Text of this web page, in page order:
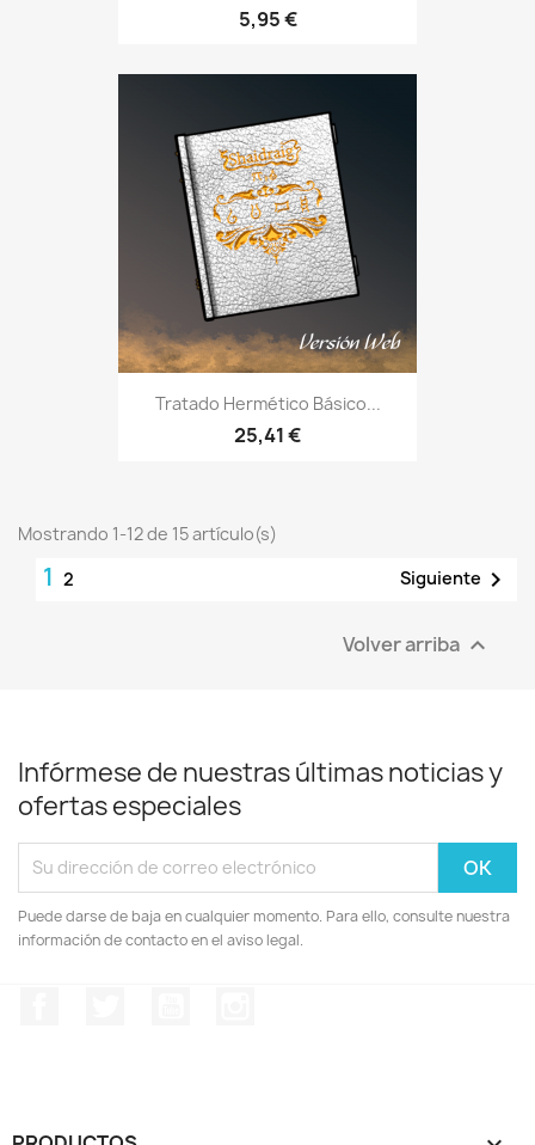
5,95 €
Tratado Hermético Básico...
25,41 €
Mostrando 1-12 de 15 artículo(s)
1 2 Siguiente 
Volver arriba 
Infórmese de nuestras últimas noticias y
ofertas especiales
Puede darse de baja en cualquier momento. Para ello, consulte nuestra
información de contacto en el aviso legal.